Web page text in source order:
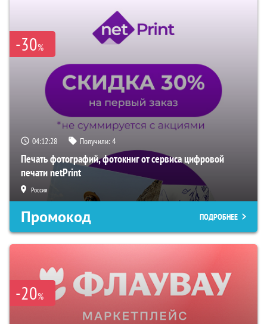
-30%
04:12:27 Получили:4
Печать фотографий, фотокниг от сервиса цифровой
печати netPrint
Россия
Промокод ПОДРОБНЕЕ
-20%